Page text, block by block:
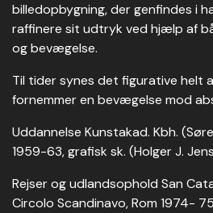
billedopbygning, der genfindes i
raffinere sit udtryk ved hjælp af
og bevægelse.
Til tider synes det figurative helt
fornemmer en bevægelse mod
Uddannelse Kunstakad. Kbh.
1959-63, grafisk sk. (Holger J.
Rejser og udlandsophold San
Circolo Scandinavo, Rom 1974-